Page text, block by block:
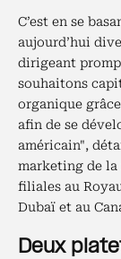
C’est en se
aujourd’hui
dirigeant
souhaitons
organique
afin de se
américain",
marketing de la
filiales au
Dubaï et au
Deux